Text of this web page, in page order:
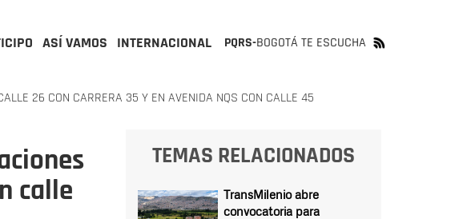
ASÍ VAMOS INTERNACIONAL PQRS-BOGOTÁ TE ESCUCHA
26 CON CARRERA 35 Y EN AVENIDA NQS CON CALLE 45
calle
TEMAS RELACIONADOS
TransMilenio abre
convocatoria para